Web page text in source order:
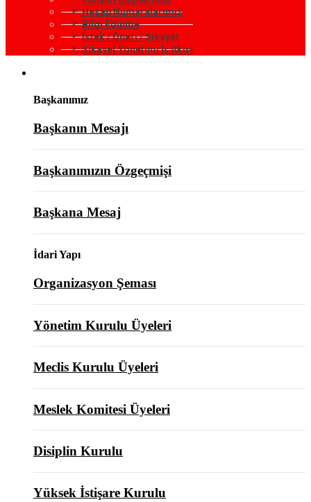
Hesap Numaralarımız
Bilgi Edinme
İstek / Öneri / Şikayet
Şikayet Yönetimi İş Akışı
Başkanımız
Başkanın Mesajı
Başkanımızın Özgeçmişi
Başkana Mesaj
İdari Yapı
Organizasyon Şeması
Yönetim Kurulu Üyeleri
Meclis Kurulu Üyeleri
Meslek Komitesi Üyeleri
Disiplin Kurulu
Yüksek İstişare Kurulu